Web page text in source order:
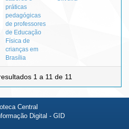
práticas
pedagógicas
de professores
de Educação
Física de
crianças em
Brasília
1 a 11 de 11
Central
Digital - GID